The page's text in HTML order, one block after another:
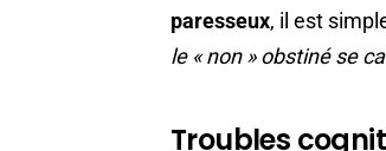
paresseux, il est
le « non » obstiné se
Troubles